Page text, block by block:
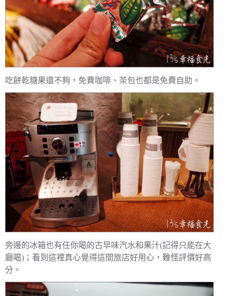
吃餅乾糖果還不夠，免費咖啡、茶包也都是免費自助。
旁邊的冰箱也有任你喝的古早味汽水和果汁(記得只能在大
廳喝)；看到這裡真心覺得這間旅店好用心，難怪評價好高
分。